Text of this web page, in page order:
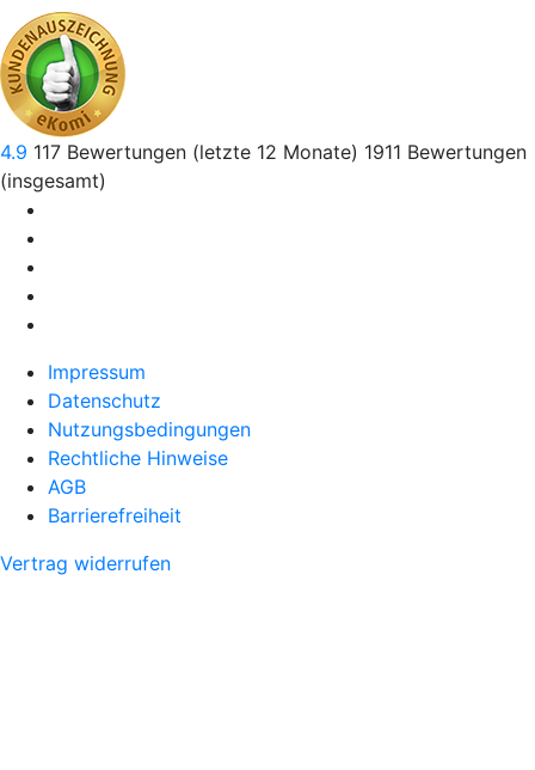
4.9 117 Bewertungen (letzte 12 Monate) 1911 Bewertungen
(insgesamt)
Impressum
Datenschutz
Nutzungsbedingungen
Rechtliche Hinweise
AGB
Barrierefreiheit
Vertrag widerrufen